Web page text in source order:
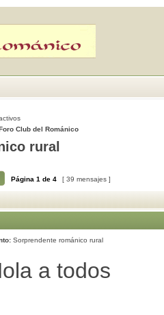
Club del Románico
rural
Página 1 de 4 [ 39 mensajes ]
Sorprendente románico rural
a todos